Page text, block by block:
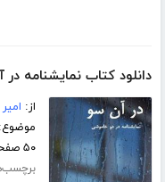
دانلود کتاب نمایشنامه
از:
۵۰ صفحه